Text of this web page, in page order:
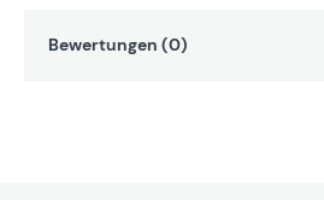
Bewertungen (0)